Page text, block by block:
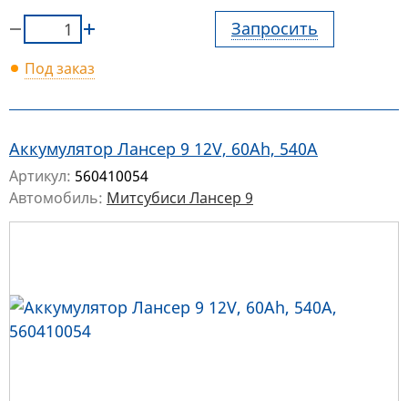
Запросить
Под заказ
Аккумулятор Лансер 9 12V, 60Ah, 540A
Артикул: 560410054
Автомобиль: Митсубиси Лансер 9